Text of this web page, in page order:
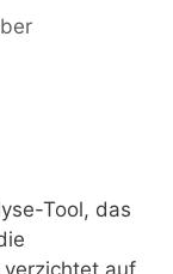
Tool, das